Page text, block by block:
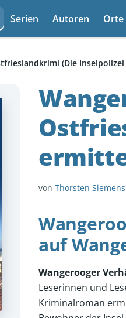
Serien Autoren Orte
(Die
von Thorsten Siemens
auf
Wangerooger
Leserinnen und
Kriminalroman